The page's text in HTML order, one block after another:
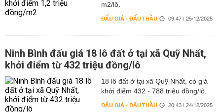
m2/lô.
ĐẤU GIÁ - ĐẤU THẦU 09:47 | 25/12/2025
Ninh Bình đấu giá 18 lô đất ở tại xã Quỹ Nhất,
khởi điểm từ 432 triệu đồng/lô
18 lô đất ở tại xã Quỹ Nhất, có giá
khởi điểm 432 - 788 triệu đồng/lô.
ĐẤU GIÁ - ĐẤU THẦU 20:43 | 24/12/2025